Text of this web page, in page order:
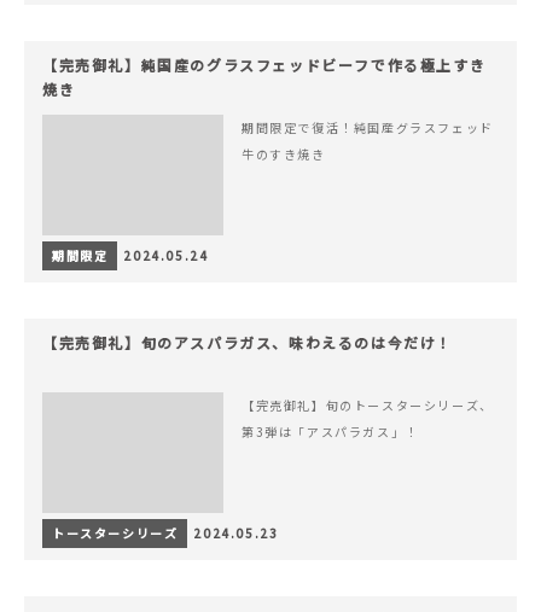
【完売御礼】純国産のグラスフェッドビーフで作る極上すき
焼き
期間限定で復活！純国産グラスフェッド
牛のすき焼き
期間限定 2024.05.24
【完売御礼】旬のアスパラガス、味わえるのは今だけ！
【完売御礼】旬のトースターシリーズ、
第3弾は「アスパラガス」！
トースターシリーズ 2024.05.23